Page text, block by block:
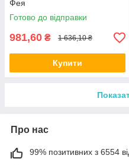
Фея
Готово до відправки
981,60 ₴ 1 636,10 ₴
Купити
Про нас
99% позитивних з 6554